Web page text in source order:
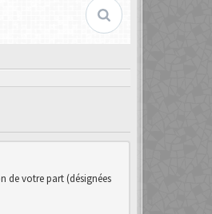
de votre part (désignées